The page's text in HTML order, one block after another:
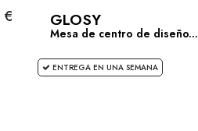
GLOSY
Mesa de centro de diseño...
ENTREGA EN UNA SEMANA